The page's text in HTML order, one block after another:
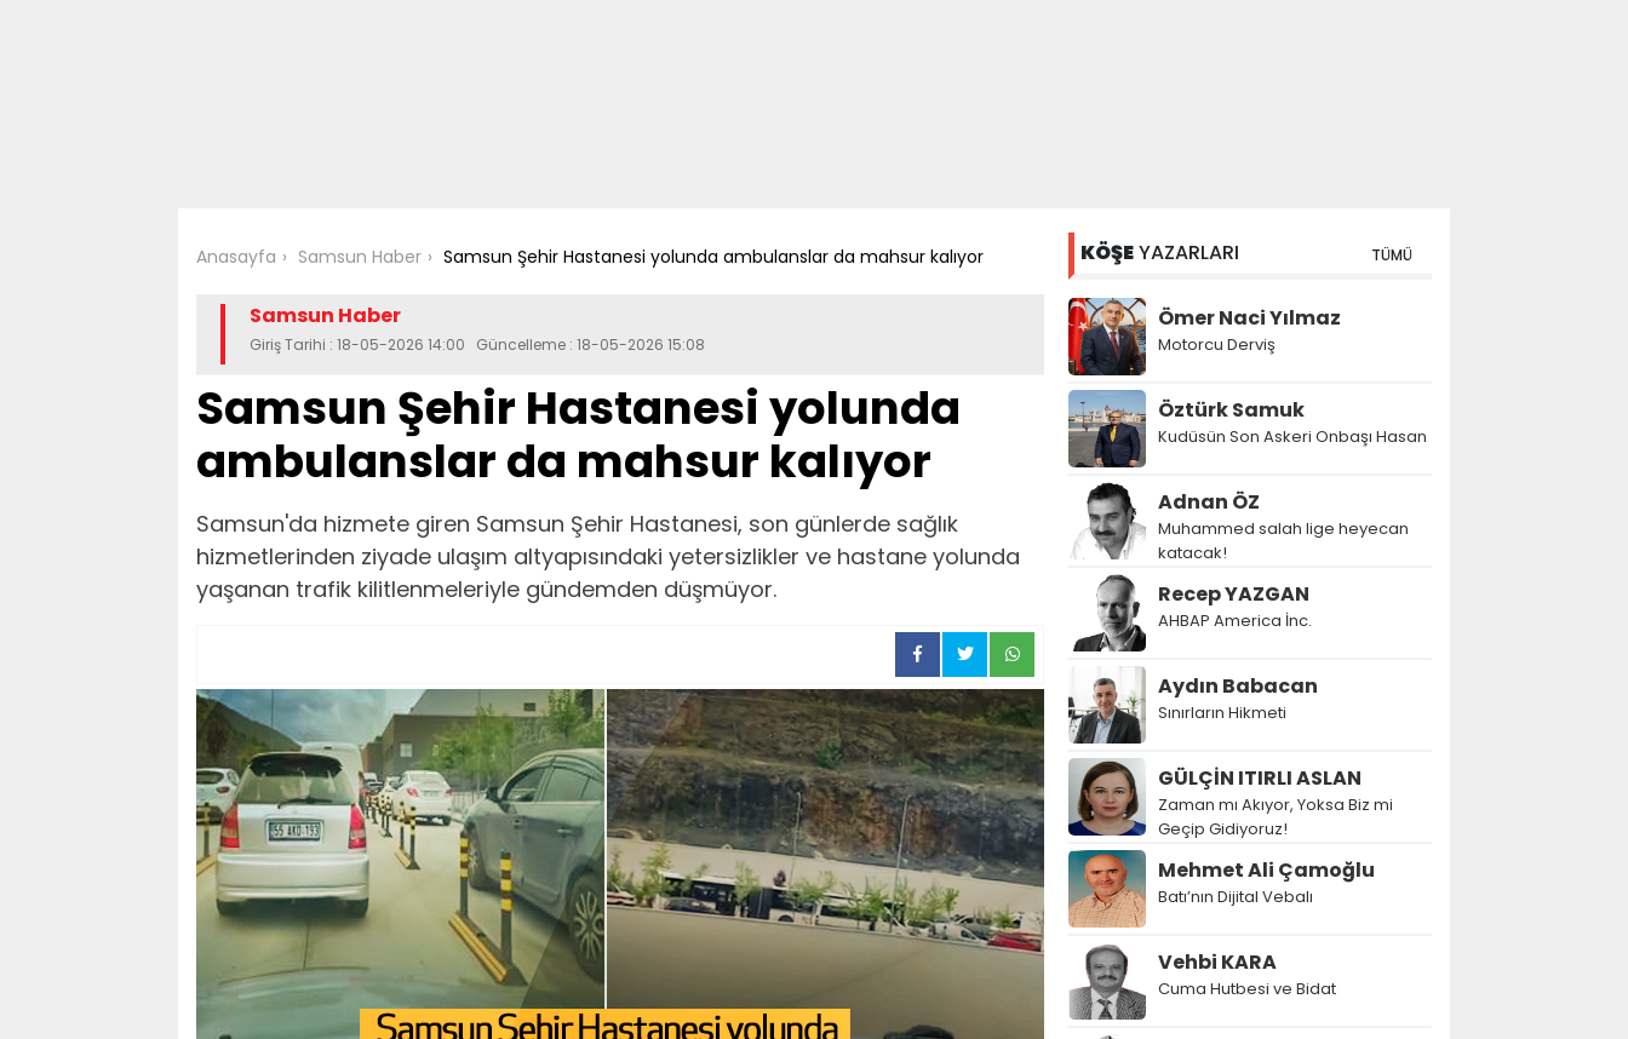
Anasayfa Samsun Haber Samsun Şehir Hastanesi yolunda ambulanslar da mahsur kalıyor
Samsun Haber
Giriş Tarihi : 18-05-2026 14:00 Güncelleme : 18-05-2026 15:08
Samsun Şehir Hastanesi yolunda
ambulanslar da mahsur kalıyor
Samsun'da hizmete giren Samsun Şehir Hastanesi, son günlerde sağlık
hizmetlerinden ziyade ulaşım altyapısındaki yetersizlikler ve hastane yolunda
yaşanan trafik kilitlenmeleriyle gündemden düşmüyor.
KÖŞEYAZARLARI TÜMÜ
Ömer Naci Yılmaz
Motorcu Derviş
Öztürk Samuk
Kudüsün Son Askeri Onbaşı Hasan
Adnan ÖZ
Muhammed salah lige heyecan
katacak!
Recep YAZGAN
AHBAP America İnc.
Aydın Babacan
Sınırların Hikmeti
GÜLÇİN ITIRLI ASLAN
Zaman mı Akıyor, Yoksa Biz mi
Geçip Gidiyoruz!
Mehmet Ali Çamoğlu
Batı’nın Dijital Vebalı
Vehbi KARA
Cuma Hutbesi ve Bidat